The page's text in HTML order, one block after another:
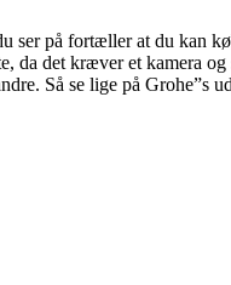
ser på fortæller at du kan
det kræver et kamera
Så se lige på Grohe”s